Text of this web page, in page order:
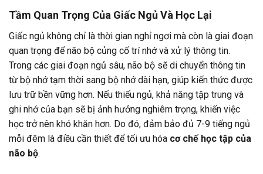
Tầm Quan Trọng Của Giấc Ngủ Và Học Lại
Giấc ngủ không chỉ là thời gian nghỉ ngơi mà còn là giai đoạn
quan trọng để não bộ củng cố trí nhớ và xử lý thông tin.
Trong các giai đoạn ngủ sâu, não bộ sẽ di chuyển thông tin
từ bộ nhớ tạm thời sang bộ nhớ dài hạn, giúp kiến thức được
lưu trữ bền vững hơn. Nếu thiếu ngủ, khả năng tập trung và
ghi nhớ của bạn sẽ bị ảnh hưởng nghiêm trọng, khiến việc
học trở nên khó khăn hơn. Do đó, đảm bảo đủ 7-9 tiếng ngủ
mỗi đêm là điều cần thiết để tối ưu hóa cơ chế học tập của
não bộ.